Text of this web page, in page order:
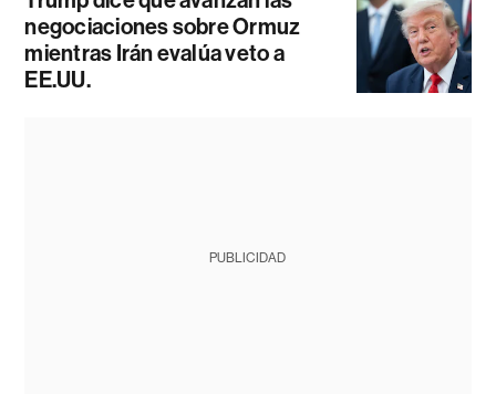
negociaciones sobre Ormuz
mientras Irán evalúa veto a
EE.UU.
PUBLICIDAD